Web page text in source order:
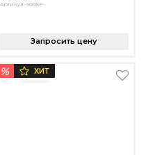
Артикул: 9005F
Запросить цену
% ХИТ